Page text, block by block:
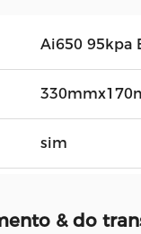
Ai650 95kpa
sim
& do